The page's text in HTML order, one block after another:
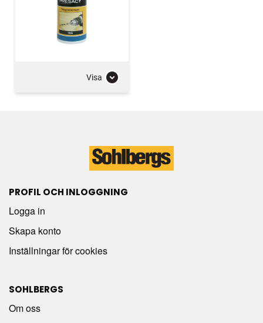
Visa
PROFIL OCH INLOGGNING
Logga in
Skapa konto
Inställningar för cookies
SOHLBERGS
Om oss